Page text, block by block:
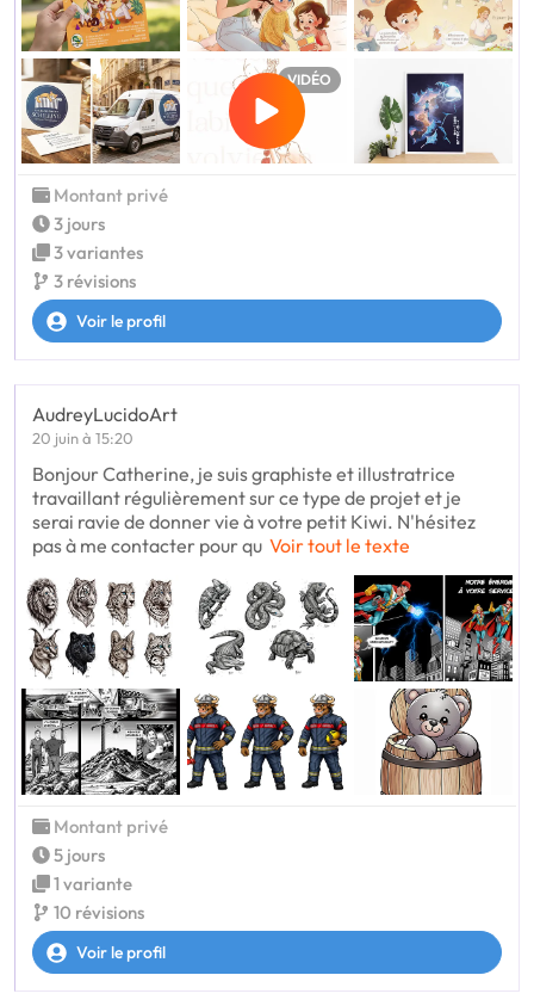
VIDÉO
Montant privé
3 jours
3 variantes
3 révisions
Voir le profil
AudreyLucidoArt
20 juin à 15:20
Bonjour Catherine, je suis graphiste et illustratrice
travaillant régulièrement sur ce type de projet et je
serai ravie de donner vie à votre petit Kiwi. N'hésitez
pas à me contacter pour qu Voir tout le texte
Montant privé
5 jours
1 variante
10 révisions
Voir le profil